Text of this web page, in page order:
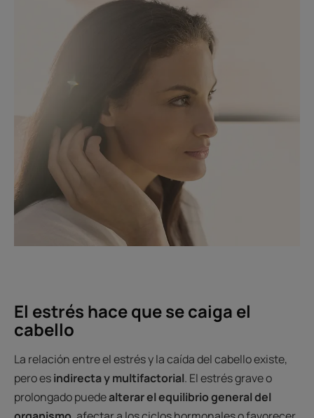
El estrés hace que se caiga el
cabello
La relación entre el estrés y la caída del cabello existe,
pero esindirecta y multifactorial. El estrés grave o
prolongado puedealterar el equilibrio general del